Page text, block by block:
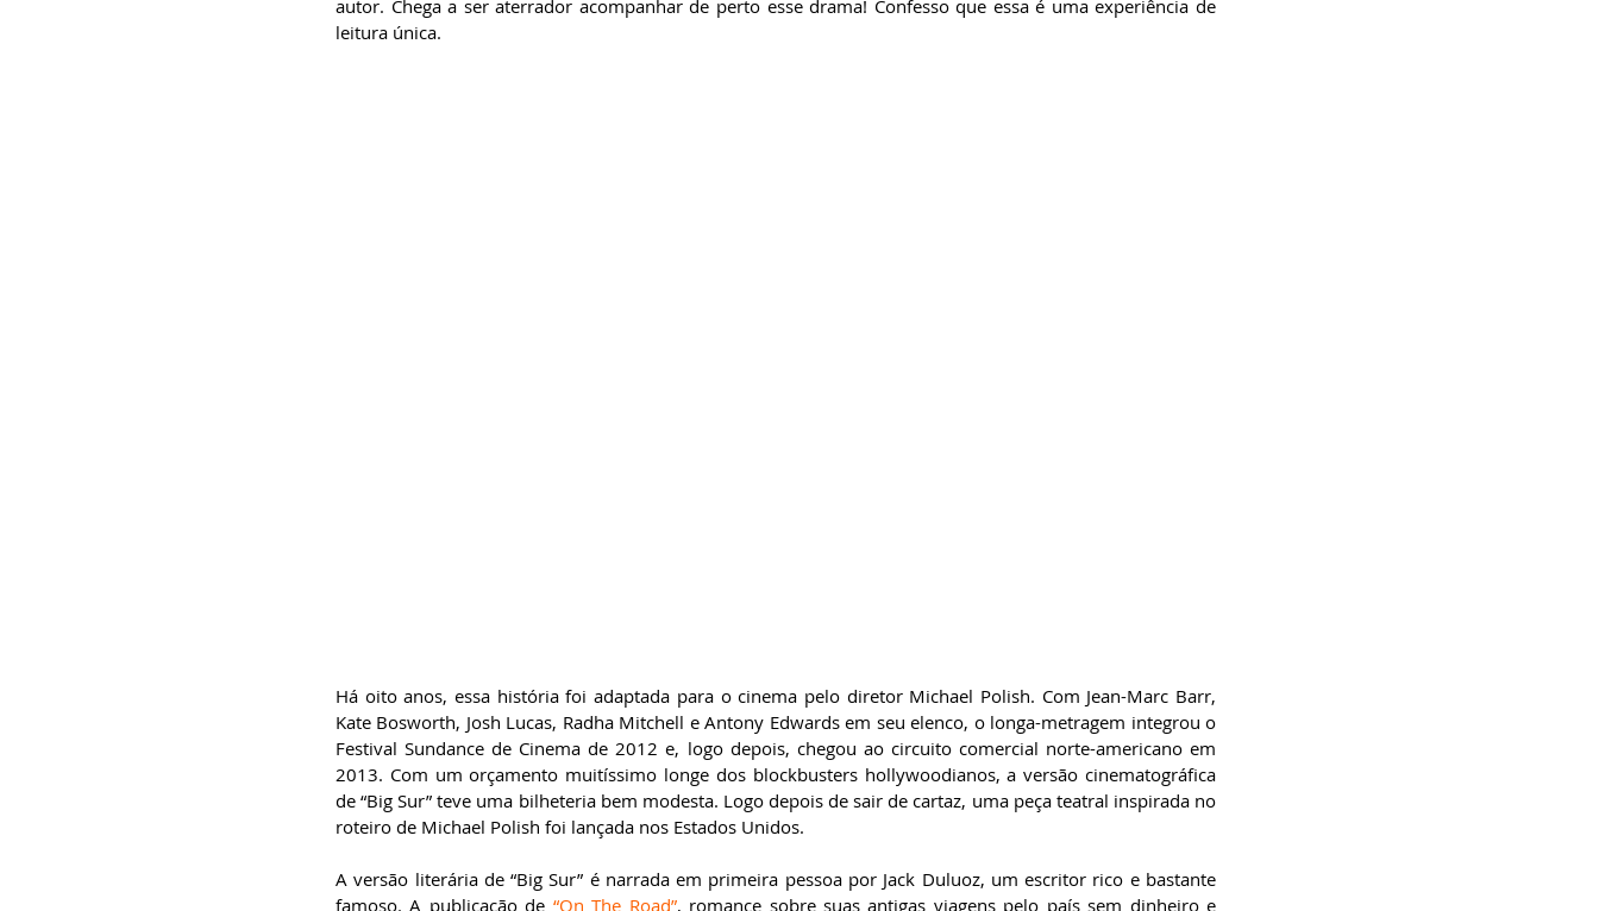
autor. Chega a ser aterrador acompanhar de perto esse drama! Confesso que essa é uma experiência de
leitura única.
Há oito anos, essa história foi adaptada para o cinema pelo diretor Michael Polish. Com Jean-Marc Barr,
Kate Bosworth, Josh Lucas, Radha Mitchell e Antony Edwards em seu elenco, o longa-metragem integrou o
Festival Sundance de Cinema de 2012 e, logo depois, chegou ao circuito comercial norte-americano em
2013. Com um orçamento muitíssimo longe dos blockbusters hollywoodianos, a versão cinematográfica
de “Big Sur” teve uma bilheteria bem modesta. Logo depois de sair de cartaz, uma peça teatral inspirada no
roteiro de Michael Polish foi lançada nos Estados Unidos.
A versão literária de “Big Sur” é narrada em primeira pessoa por Jack Duluoz, um escritor rico e bastante
famoso. A publicação de “On The Road”, romance sobre suas antigas viagens pelo país sem dinheiro e